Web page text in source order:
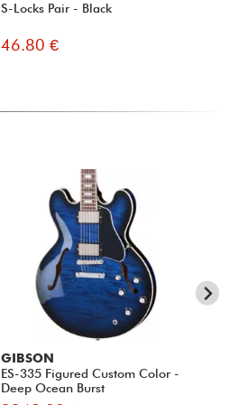
S-Locks Pair - Black
46.80 €
GIBSON
ES-335 Figured Custom Color -
Deep Ocean Burst